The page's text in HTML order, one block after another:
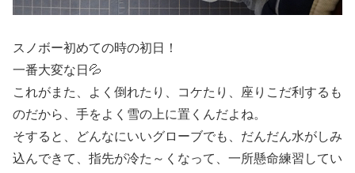
スノボー初めての時の初日！
一番大変な日💦
これがまた、よく倒れたり、コケたり、座りこだ利するも
のだから、手をよく雪の上に置くんだよね。
そすると、どんなにいいグローブでも、だんだん水がしみ
込んできて、指先が冷た～くなって、一所懸命練習してい